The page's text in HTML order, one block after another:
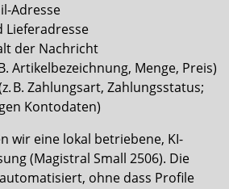
Adresse
Lieferadresse
der Nachricht
Artikelbezeichnung, Menge, Preis)
B. Zahlungsart, Zahlungsstatus;
Kontodaten)
wir eine lokal betriebene, KI-
(Magistral Small 2506). Die
ohne dass Profile